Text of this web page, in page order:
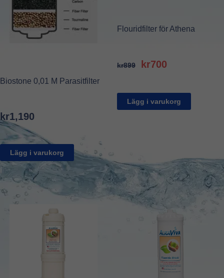
Biostone 0,01 M Parasitfilter
kr1,190
Lägg i varukorg
Flouridfilter för Athena
kr899
Original
kr899.
kr700
kr700.
Lägg i varukorg